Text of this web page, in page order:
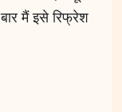
मैं इसे रिफ्रेश